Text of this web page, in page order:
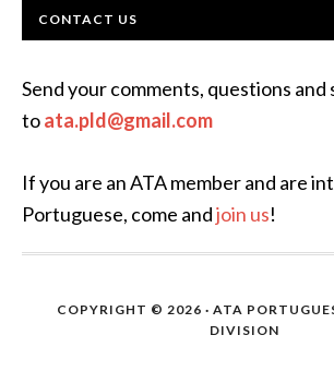
FOOTER
CONTACT US
Send your comments, questions and
toata.pld@gmail.com
If you are an ATA member and are
Portuguese, come andjoin us!
COPYRIGHT © 2026 · ATA
DIVISION